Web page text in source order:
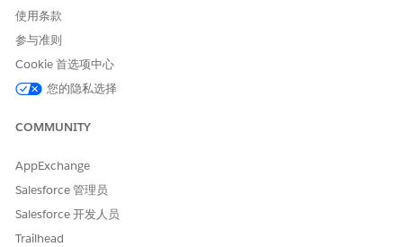
请与我们共享您的想法，以便我们进行改进！
使用条款
参与准则
Cookie 首选项中心
您的隐私选择
COMMUNITY
AppExchange
Salesforce 管理员
Salesforce 开发人员
Trailhead